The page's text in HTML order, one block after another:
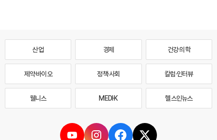
산업 경제 건강·의학
제약·바이오 정책·사회 칼럼·인터뷰
웰니스 MEDI·K 헬스인뉴스